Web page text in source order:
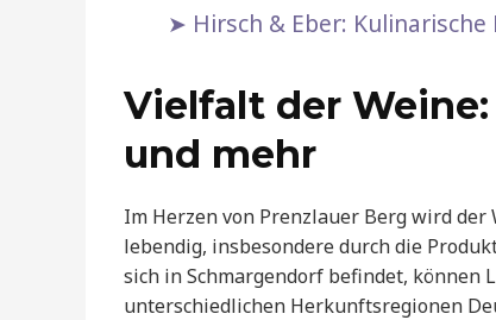
Hirsch & Eber:
Vielfalt der
und mehr
Im Herzen von Prenzlauer Berg wird
lebendig, insbesondere durch die
sich in Schmargendorf befindet, können
unterschiedlichen Herkunftsregionen